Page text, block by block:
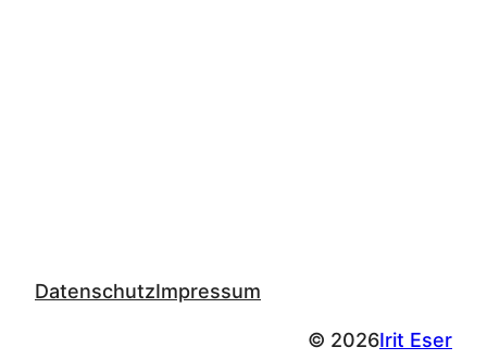
DatenschutzImpressum
© 2026Irit Eser